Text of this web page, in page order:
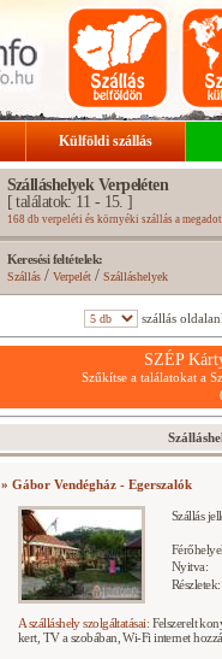
Külföldi szállás
Szálláshelyek Verpeléten
[ találatok: 11 - 15. ]
168 db verpeléti és környéki szállás a
Keresési feltételek:
Szállás/ Verpelét/Szálláshelyek
szállás
SZÉP
Szűkítse a találatokat a
» Gábor Vendégház - Egerszalók
Szállás
Nyitva:
Részletek:
A szálláshely szolgáltatásai: Felszerelt
kert, TV a szobában, Wi-Fi internet